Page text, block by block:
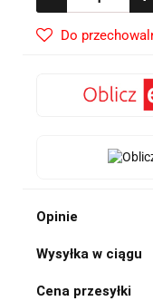
Do
Opinie
Wysyłka w ciągu
Cena przesyłki